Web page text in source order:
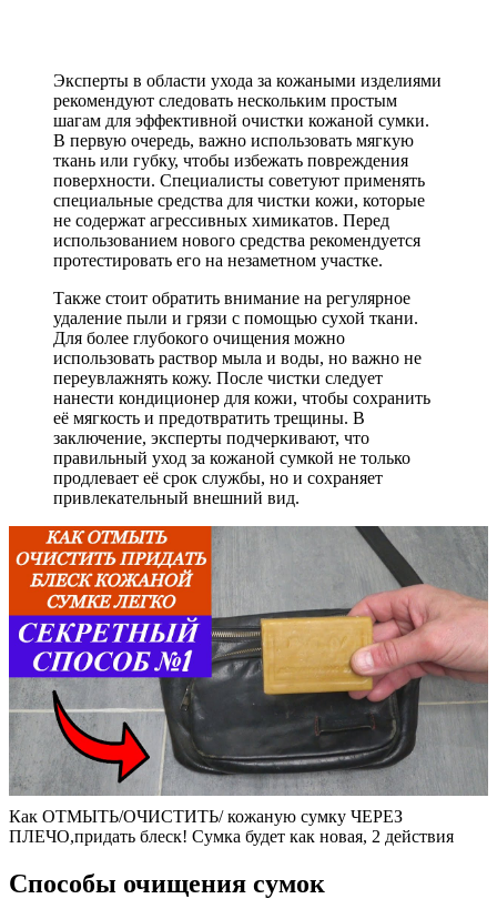
Эксперты в области ухода за кожаными изделиями
рекомендуют следовать нескольким простым
шагам для эффективной очистки кожаной сумки.
В первую очередь, важно использовать мягкую
ткань или губку, чтобы избежать повреждения
поверхности. Специалисты советуют применять
специальные средства для чистки кожи, которые
не содержат агрессивных химикатов. Перед
использованием нового средства рекомендуется
протестировать его на незаметном участке.
Также стоит обратить внимание на регулярное
удаление пыли и грязи с помощью сухой ткани.
Для более глубокого очищения можно
использовать раствор мыла и воды, но важно не
переувлажнять кожу. После чистки следует
нанести кондиционер для кожи, чтобы сохранить
её мягкость и предотвратить трещины. В
заключение, эксперты подчеркивают, что
правильный уход за кожаной сумкой не только
продлевает её срок службы, но и сохраняет
привлекательный внешний вид.
Как ОТМЫТЬ/ОЧИСТИТЬ/ кожаную сумку ЧЕРЕЗ
ПЛЕЧО,придать блеск! Сумка будет как новая, 2 действия
Способы очищения сумок